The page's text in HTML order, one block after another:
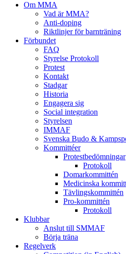
Om MMA
Vad är MMA?
Anti-doping
Riktlinjer för barnträning
Förbundet
FAQ
Styrelse Protokoll
Protest
Kontakt
Stadgar
Historia
Engagera sig
Social integration
Styrelsen
IMMAF
Svenska Budo &
Kommittéer
Protestbedömningar
Protokoll
Domarkommittén
Medicinska
Tävlingskommittén
Pro-kommittén
Protokoll
Klubbar
Anslut till SMMAF
Börja träna
Regelverk